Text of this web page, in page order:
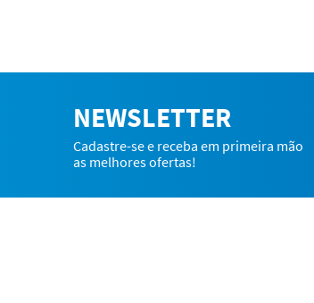
NEWSLETTER
Cadastre-se e receba em primeira mão
as melhores ofertas!